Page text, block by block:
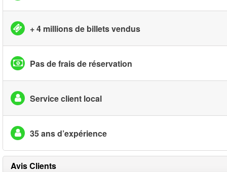
+ 4 millions de billets vendus
Pas de frais de réservation
Service client local
35 ans d’expérience
Avis Clients